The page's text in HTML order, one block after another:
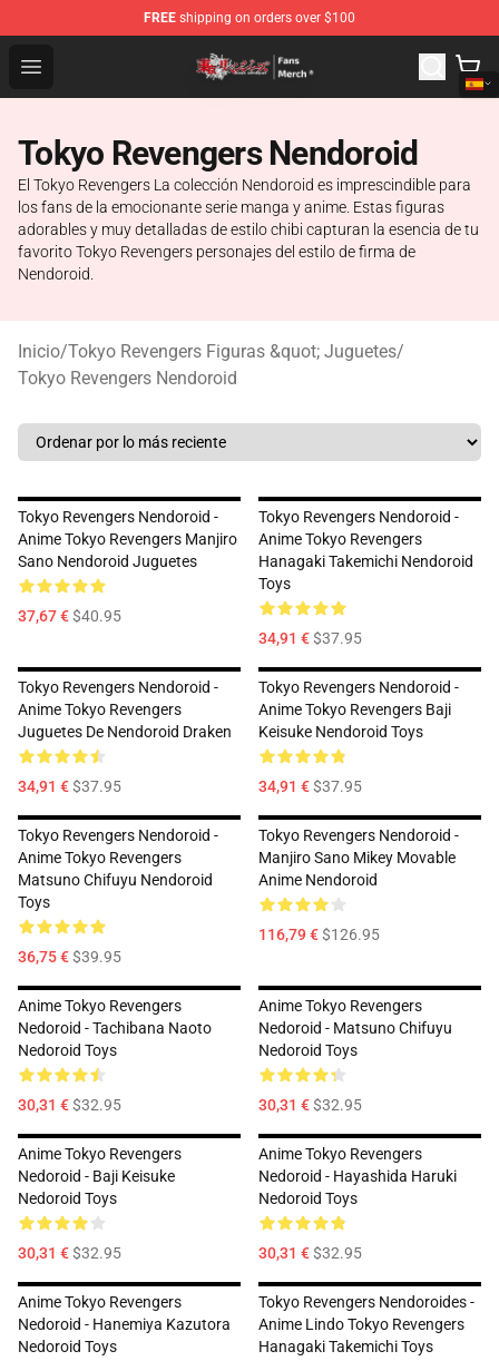
FREE shipping on orders over $100
Open menu
Tokyo Revengers Store - Official Tokyo Revengers
Tokyo Revengers Nendoroid
El Tokyo Revengers La colección Nendoroid es imprescindible para
los fans de la emocionante serie manga y anime. Estas figuras
adorables y muy detalladas de estilo chibi capturan la esencia de tu
favorito Tokyo Revengers personajes del estilo de firma de
Nendoroid.
Inicio/Tokyo Revengers Figuras &quot; Juguetes/
Tokyo Revengers Nendoroid
Tokyo Revengers Nendoroid -
Anime Tokyo Revengers Manjiro
Sano Nendoroid Juguetes
37,67 €$40.95
Tokyo Revengers Nendoroid -
Anime Tokyo Revengers
Hanagaki Takemichi Nendoroid
Toys
34,91 €$37.95
Tokyo Revengers Nendoroid -
Anime Tokyo Revengers
Juguetes De Nendoroid Draken
34,91 €$37.95
Tokyo Revengers Nendoroid -
Anime Tokyo Revengers Baji
Keisuke Nendoroid Toys
34,91 €$37.95
Tokyo Revengers Nendoroid -
Anime Tokyo Revengers
Matsuno Chifuyu Nendoroid
Toys
36,75 €$39.95
Tokyo Revengers Nendoroid -
Manjiro Sano Mikey Movable
Anime Nendoroid
116,79 €$126.95
Anime Tokyo Revengers
Nedoroid - Tachibana Naoto
Nedoroid Toys
30,31 €$32.95
Anime Tokyo Revengers
Nedoroid - Matsuno Chifuyu
Nedoroid Toys
30,31 €$32.95
Anime Tokyo Revengers
Nedoroid - Baji Keisuke
Nedoroid Toys
30,31 €$32.95
Anime Tokyo Revengers
Nedoroid - Hayashida Haruki
Nedoroid Toys
30,31 €$32.95
Anime Tokyo Revengers
Nedoroid - Hanemiya Kazutora
Nedoroid Toys
Tokyo Revengers Nendoroides -
Anime Lindo Tokyo Revengers
Hanagaki Takemichi Toys